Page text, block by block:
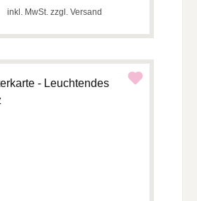
inkl. MwSt. zzgl. Versand